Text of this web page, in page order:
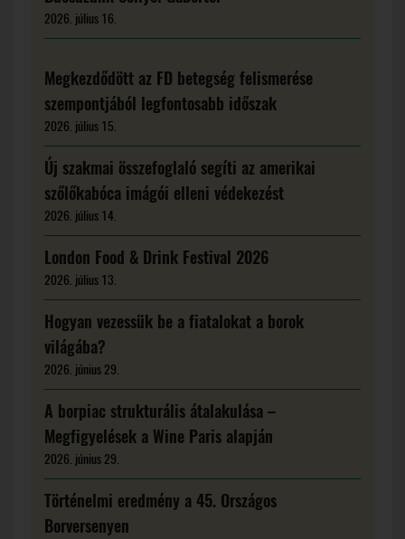
2026. július 16.
Megkezdődött az FD betegség felismerése
szempontjából legfontosabb időszak
2026. július 15.
Új szakmai összefoglaló segíti az amerikai
szőlőkabóca imágói elleni védekezést
2026. július 14.
London Food & Drink Festival 2026
2026. július 13.
Hogyan vezessük be a fiatalokat a borok
világába?
2026. június 29.
A borpiac strukturális átalakulása –
Megfigyelések a Wine Paris alapján
2026. június 29.
Történelmi eredmény a 45. Országos
Borversenyen